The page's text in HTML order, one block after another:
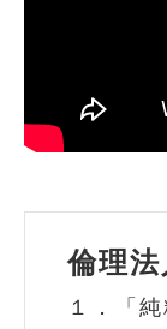
倫理
１．「